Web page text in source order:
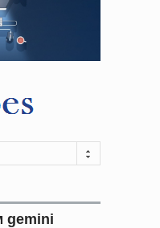
gemini